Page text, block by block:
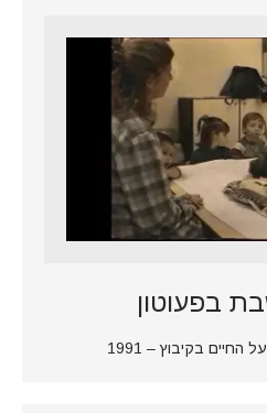
בפעוטון
בקיבוץ – 1991